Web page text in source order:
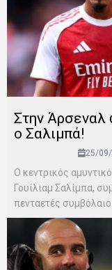
Στην Άρσεναλ
ο Σαλιμπά!
25/
Ο κεντρικός
Γουίλιαμ Σαλίμπα,
πενταετές